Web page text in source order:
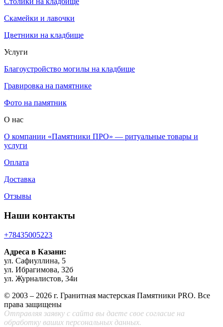
Скамейки и лавочки
Цветники на кладбище
Услуги
Благоустройство могилы на кладбище
Гравировка на памятнике
Фото на памятник
О нас
О компании «Памятники ПРО» — ритуальные товары и
услуги
Оплата
Доставка
Отзывы
Наши контакты
+78435005223
Адреса в Казани:
ул. Сафиуллина, 5
ул. Ибрагимова, 32б
ул. Журналистов, 34и
© 2003 – 2026 г. Гранитная мастерская Памятники PRO. Все
права защищены
Отправляя заявку с сайта вы даете свое согласие на
обработку ваших персональных данных.